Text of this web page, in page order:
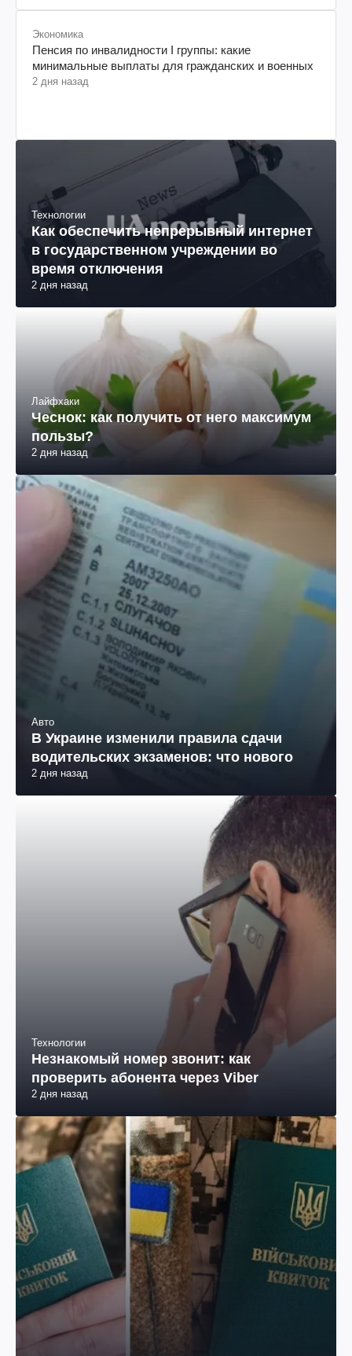
Экономика
Пенсия по инвалидности I группы: какие
минимальные выплаты для гражданских и военных
Технологии
Как обеспечить непрерывный интернет
в государственном учреждении во
время отключения
Лайфхаки
Чеснок: как получить от него максимум
пользы?
Авто
В Украине изменили правила сдачи
водительских экзаменов: что нового
Технологии
Незнакомый номер звонит: как
проверить абонента через Viber